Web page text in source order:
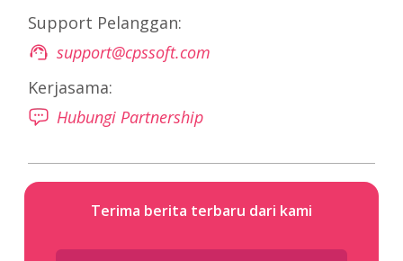
Support Pelanggan:
support@cpssoft.com
Kerjasama:
Hubungi Partnership
Terima berita terbaru dari kami